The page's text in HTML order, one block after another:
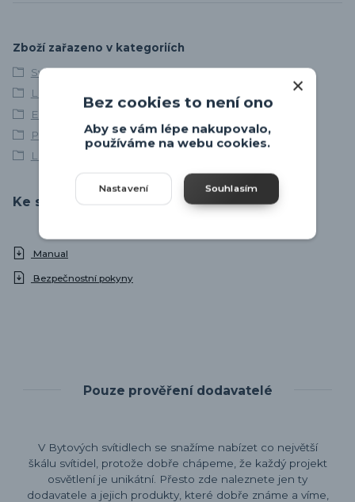
Zboží zařazeno v kategoriích
Svítidla skladem
LED svítidla
EGLO
Podhledová svítidla
LED podhledová svítidla
Ke stažení
Manual
Bezpečnostní pokyny
Pouze prověření dodavatelé
V Bytových svítidlech se snažíme nabízet co největší
škálu svítidel, protože dobře chápeme, že každý projekt
osvětlení je unikátní. Přesto zde naleznete jen ty
dodavatele a jejich produkty, které dobře známe a víme,
Bez cookies to není ono
Aby se vám lépe nakupovalo,
používáme na webu cookies.
Nastavení Souhlasím